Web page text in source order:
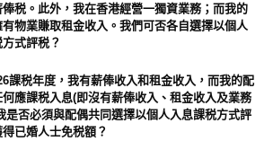
税。此外，我在香港經營一獨資業務；而我的
物業賺取租金收入。我們可否各自選擇以個人
式評税？
課税年度，我有薪俸收入和租金收入，而我的配
應課税入息(即沒有薪俸收入、租金收入及業務
是否必須與配偶共同選擇以個人入息課税方式評
已婚人士免税額？